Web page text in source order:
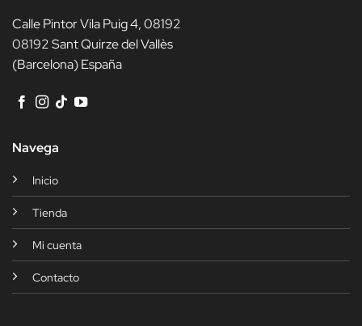
en
la
página
de
Calle Pintor Vila Puig 4, 08192
08192 Sant Quirze del Vallès
(Barcelona) España
Navega
Inicio
Tienda
Mi cuenta
Contacto